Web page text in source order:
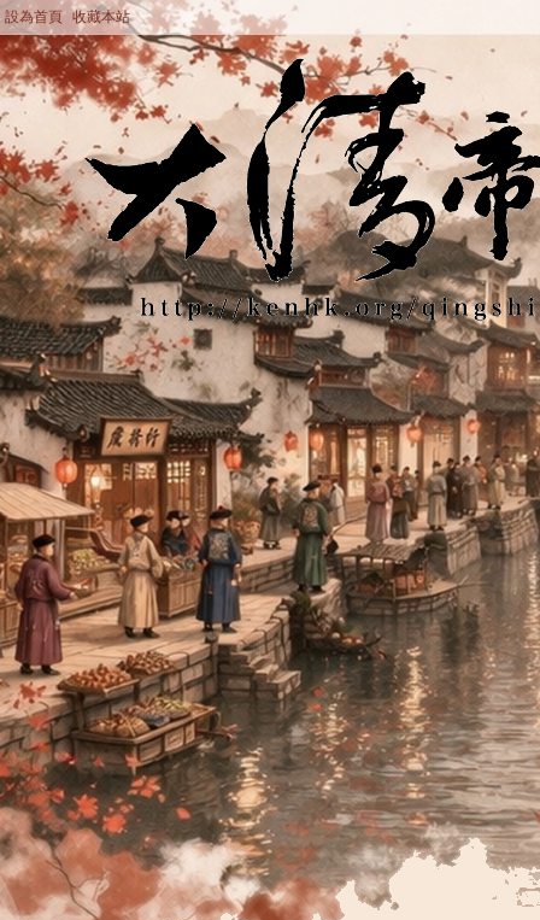
設為首頁 收藏本站